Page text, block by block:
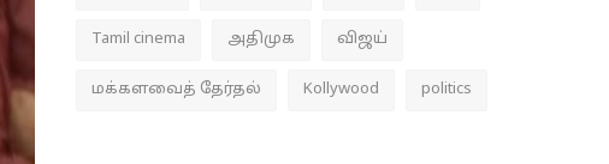
Tamil cinema அதிமுக விஜய்
மக்களவைத் தேர்தல் Kollywood politics